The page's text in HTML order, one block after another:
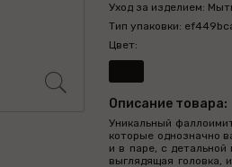
Уход за изделием:
Тип упаковки:
Цвет:
Описание товара:
Уникальный
которые однозначно
и в паре, с
выглядящая головка,